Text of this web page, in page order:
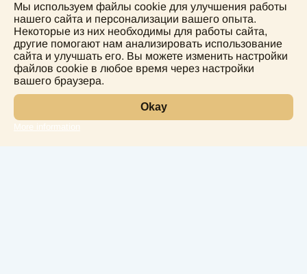
+
Мы используем файлы cookie для улучшения работы
нашего сайта и персонализации вашего опыта.
Некоторые из них необходимы для работы сайта,
другие помогают нам анализировать использование
сайта и улучшать его. Вы можете изменить настройки
файлов cookie в любое время через настройки
вашего браузера.
Okay
More information